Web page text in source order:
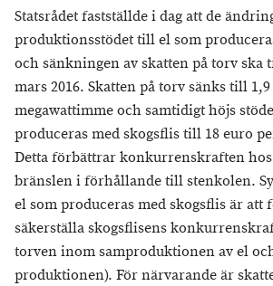
Statsrådet fastställde i dag att de
produktionsstödet till el som
och sänkningen av skatten på torv ska
mars 2016. Skatten på torv sänks till
megawattimme och samtidigt höjs
produceras med skogsflis till 18 euro
Detta förbättrar konkurrenskraften
bränslen i förhållande till stenkolen.
el som produceras med skogsflis är att
säkerställa skogsflisens
torven inom samproduktionen av el
produktionen). För närvarande är